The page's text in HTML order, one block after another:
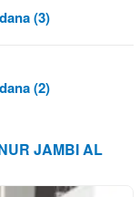
(3)
(2)
JAMBI AL